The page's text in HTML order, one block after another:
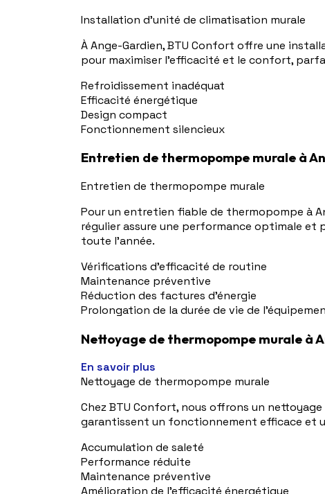
Installation d'unité de climatisation murale
À Ange-Gardien, BTU Confort offre une
pour maximiser l'efficacité et le confort,
Refroidissement inadéquat
Efficacité énergétique
Design compact
Fonctionnement silencieux
Entretien de thermopompe murale à
Entretien de thermopompe murale
Pour un entretien fiable de thermopompe à
régulier assure une performance optimale
toute l'année.
Vérifications d'efficacité de routine
Maintenance préventive
Réduction des factures d'énergie
Prolongation de la durée de vie de
Nettoyage de thermopompe murale à
En savoir plus
Nettoyage de thermopompe murale
Chez BTU Confort, nous offrons un
garantissent un fonctionnement efficace et
Accumulation de saleté
Performance réduite
Maintenance préventive